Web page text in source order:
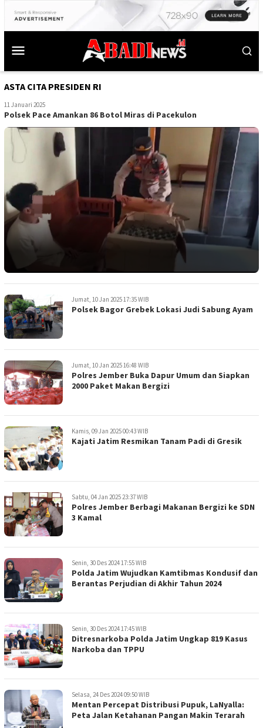
ASTA CITA PRESIDEN RI
11 Januari 2025
Polsek Pace Amankan 86 Botol Miras di Pacekulon
Jumat, 10 Jan 2025 17:35 WIB
Polsek Bagor Grebek Lokasi Judi Sabung Ayam
Jumat, 10 Jan 2025 16:48 WIB
Polres Jember Buka Dapur Umum dan Siapkan
2000 Paket Makan Bergizi
Kamis, 09 Jan 2025 00:43 WIB
Kajati Jatim Resmikan Tanam Padi di Gresik
Sabtu, 04 Jan 2025 23:37 WIB
Polres Jember Berbagi Makanan Bergizi ke SDN
3 Kamal
Senin, 30 Des 2024 17:55 WIB
Polda Jatim Wujudkan Kamtibmas Kondusif dan
Berantas Perjudian di Akhir Tahun 2024
Senin, 30 Des 2024 17:45 WIB
Ditresnarkoba Polda Jatim Ungkap 819 Kasus
Narkoba dan TPPU
Selasa, 24 Des 2024 09:50 WIB
Mentan Percepat Distribusi Pupuk, LaNyalla:
Peta Jalan Ketahanan Pangan Makin Terarah